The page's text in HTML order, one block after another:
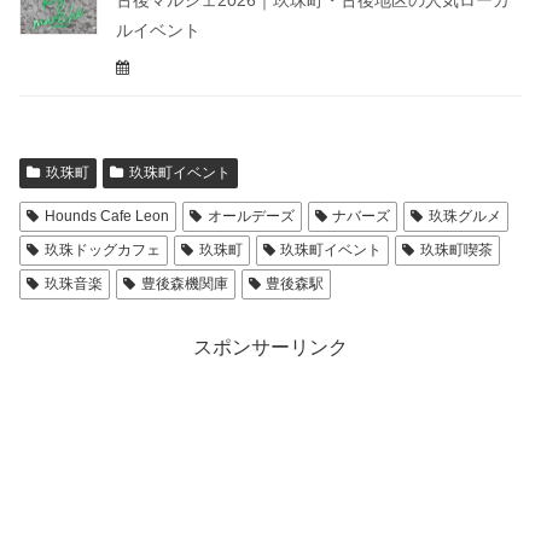
ルイベント
玖珠町 玖珠町イベント
Hounds Cafe Leon オールデーズ ナバーズ
玖珠グルメ
玖珠ドッグカフェ
玖珠町 玖珠町イベント
玖珠町喫茶
玖珠音楽
豊後森機関庫 豊後森駅
スポンサーリンク